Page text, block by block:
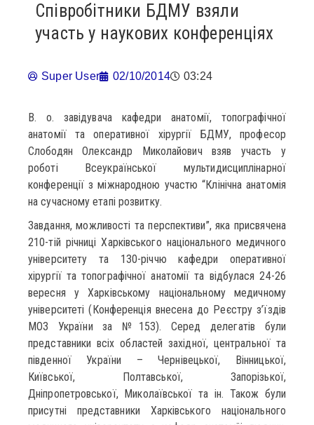
Співробітники БДМУ взяли
участь у наукових конференціях
Super User 02/10/2014 03:24
В. о. завідувача кафедри анатомії, топографічної
анатомії та оперативної хірургії БДМУ, професор
Слободян Олександр Миколайович взяв участь у
роботі Всеукраїнської мультидисциплінарної
конференції з міжнародною участю “Клінічна анатомія
на сучасному етапі розвитку.
Завдання, можливості та перспективи”, яка присвячена
210-тій річниці Харківського національного медичного
університету та 130-річчю кафедри оперативної
хірургії та топографічної анатомії та відбулася 24-26
вересня у Харківському національному медичному
університеті (Конференція внесена до Реєстру з’їздів
МОЗ України за №153). Серед делегатів були
представники всіх областей західної, центральної та
південної України – Чернівецької, Вінницької,
Київської, Полтавської, Запорізької,
Дніпропетровської, Миколаївської та ін. Також були
присутні представники Харківського національного